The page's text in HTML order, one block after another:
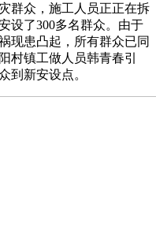
群众，施工人员正正在拆
设了300多名群众。由于
现患凸起，所有群众已同
村镇工做人员韩青春引
到新安设点。